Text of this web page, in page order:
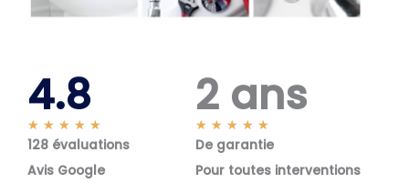
4.8
★ ★ ★ ★ ★
o
128 évaluations
Avis Google
2 ans
★ ★ ★ ★ ★
o
De garantie
Pour toutes interventions